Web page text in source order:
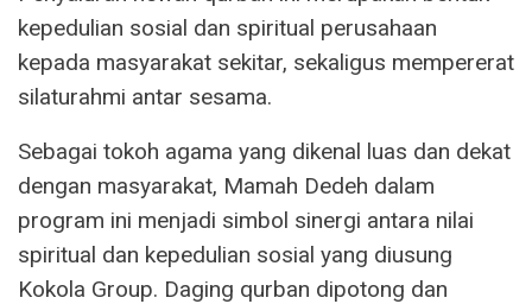
kepedulian sosial dan spiritual perusahaan
kepada masyarakat sekitar, sekaligus mempererat
silaturahmi antar sesama.
Sebagai tokoh agama yang dikenal luas dan dekat
dengan masyarakat, Mamah Dedeh dalam
program ini menjadi simbol sinergi antara nilai
spiritual dan kepedulian sosial yang diusung
Kokola Group. Daging qurban dipotong dan